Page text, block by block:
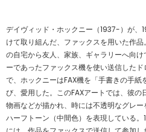
デイヴィッド・ホックニー（1937-）が
けて取り組んだ、ファックスを用いた作
の自宅から友人、家族、ギャラリーへ向
ーであったファックス機を使い送信した
で、ホックニーはFAX機を「手書きの手
び、愛用した。このFAXアートでは、彼
物画などが描かれ、時には不透明なグレ
ハーフトーン（中間色）を表現している